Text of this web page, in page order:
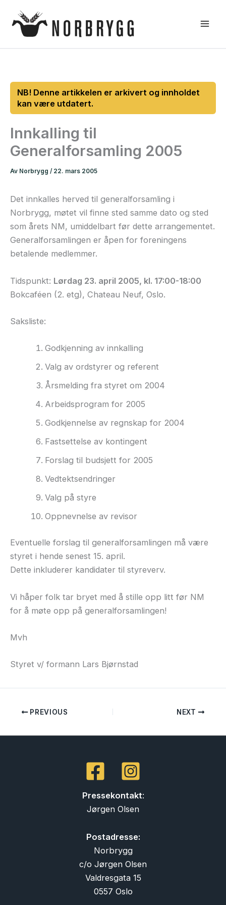
rett
Innkalling til
Generalforsamling 2005
Av Norbrygg / 22. mars 2005
Det innkalles herved til generalforsamling i
Norbrygg, møtet vil finne sted samme dato og sted
som årets NM, umiddelbart før dette arrangementet.
Generalforsamlingen er åpen for foreningens
betalende medlemmer.
Tidspunkt: Lørdag 23. april 2005, kl. 17:00-18:00
Bokcaféen (2. etg), Chateau Neuf, Oslo.
Saksliste:
Godkjenning av innkalling
Valg av ordstyrer og referent
Årsmelding fra styret om 2004
Arbeidsprogram for 2005
Godkjennelse av regnskap for 2004
Fastsettelse av kontingent
Forslag til budsjett for 2005
Vedtektsendringer
Valg på styre
Oppnevnelse av revisor
Eventuelle forslag til generalforsamlingen må være
styret i hende senest 15. april.
Dette inkluderer kandidater til styreverv.
Vi håper folk tar bryet med å stille opp litt før NM
for å møte opp på generalforsamlingen!
Mvh
Styret v/ formann Lars Bjørnstad
PREVIOUS NEXT
Pressekontakt:
Jørgen Olsen
Postadresse:
Norbrygg
c/o Jørgen Olsen
Valdresgata 15
0557 Oslo